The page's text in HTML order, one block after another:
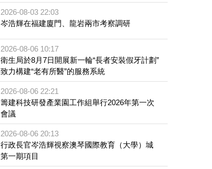
2026-08-03 22:03
岑浩輝在福建廈門、龍岩兩市考察調研
2026-08-06 10:17
衛生局於8月7日開展新一輪“長者安裝假牙計劃”
致力構建“老有所醫”的服務系統
2026-08-06 22:21
籌建科技研發產業園工作組舉行2026年第一次
會議
2026-08-06 20:13
行政長官岑浩輝視察澳琴國際教育（大學）城
第一期項目